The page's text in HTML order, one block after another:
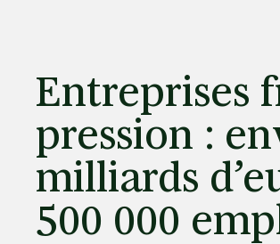
Entreprises
pression :
milliards
500 000